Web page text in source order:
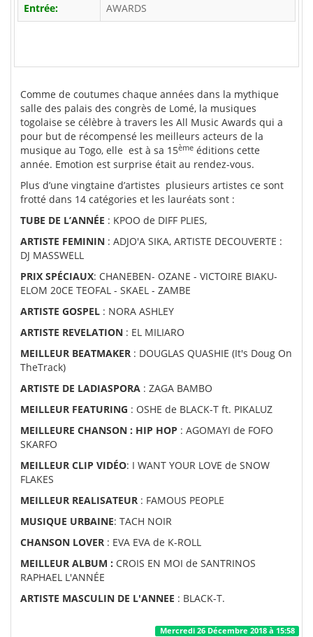
Entrée:
AWARDS
Comme de coutumes chaque années dans la mythique
salle des palais des congrès de Lomé, la musiques
togolaise se célèbre à travers les All Music Awards qui a
pour but de récompensé les meilleurs acteurs de la
musique au Togo, elle est à sa 15ème éditions cette
année. Emotion est surprise était au rendez-vous.
Plus d’une vingtaine d’artistes plusieurs artistes ce sont
frotté dans 14 catégories et les lauréats sont :
TUBE DE L’ANNÉE : KPOO de DIFF PLIES,
ARTISTE FEMININ : ADJO'A SIKA, ARTISTE DECOUVERTE :
DJ MASSWELL
PRIX SPÉCIAUX: CHANEBEN- OZANE - VICTOIRE BIAKU-
ELOM 20CE TEOFAL - SKAEL - ZAMBE
ARTISTE GOSPEL : NORA ASHLEY
ARTISTE REVELATION : EL MILIARO
MEILLEUR BEATMAKER : DOUGLAS QUASHIE (It's Doug On
TheTrack)
ARTISTE DE LADIASPORA : ZAGA BAMBO
MEILLEUR FEATURING : OSHE de BLACK-T ft. PIKALUZ
MEILLEURE CHANSON : HIP HOP : AGOMAYI de FOFO
SKARFO
MEILLEUR CLIP VIDÉO: I WANT YOUR LOVE de SNOW
FLAKES
MEILLEUR REALISATEUR : FAMOUS PEOPLE
MUSIQUE URBAINE: TACH NOIR
CHANSON LOVER : EVA EVA de K-ROLL
MEILLEUR ALBUM : CROIS EN MOI de SANTRINOS
RAPHAEL L'ANNÉE
ARTISTE MASCULIN DE L'ANNEE : BLACK-T.
Mercredi 26 Décembre 2018 à 15:58